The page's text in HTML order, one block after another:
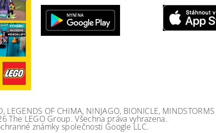
OF CHIMA, NINJAGO, BIONICLE,
The LEGO Group. Všechna práva vyhrazena.
známky společnosti Google LLC.